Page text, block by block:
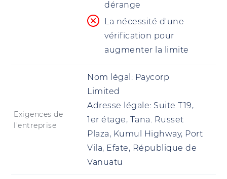
dérange
La nécessité d'une
vérification pour
augmenter la limite
Exigences de
l'entreprise
Nom légal: Paycorp
Limited
Adresse légale: Suite T19,
1er étage, Tana. Russet
Plaza, Kumul Highway, Port
Vila, Efate, République de
Vanuatu